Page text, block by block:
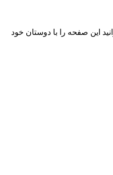
این صفحه را با دوستان خود